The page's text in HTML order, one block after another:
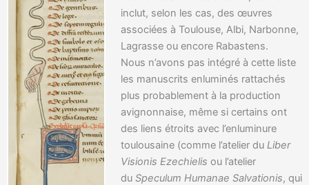
inclut, selon les cas, des œuvres
associées à Toulouse, Albi, Narbonne,
Lagrasse ou encore Rabastens.
Nous n’avons pas intégré à cette liste
les manuscrits enluminés rattachés
plus probablement à la production
avignonnaise, même si certains ont
des liens étroits avec l’enluminure
toulousaine (comme l’atelier du Liber
Visionis Ezechielis ou l’atelier
du Speculum Humanae Salvationis, qui